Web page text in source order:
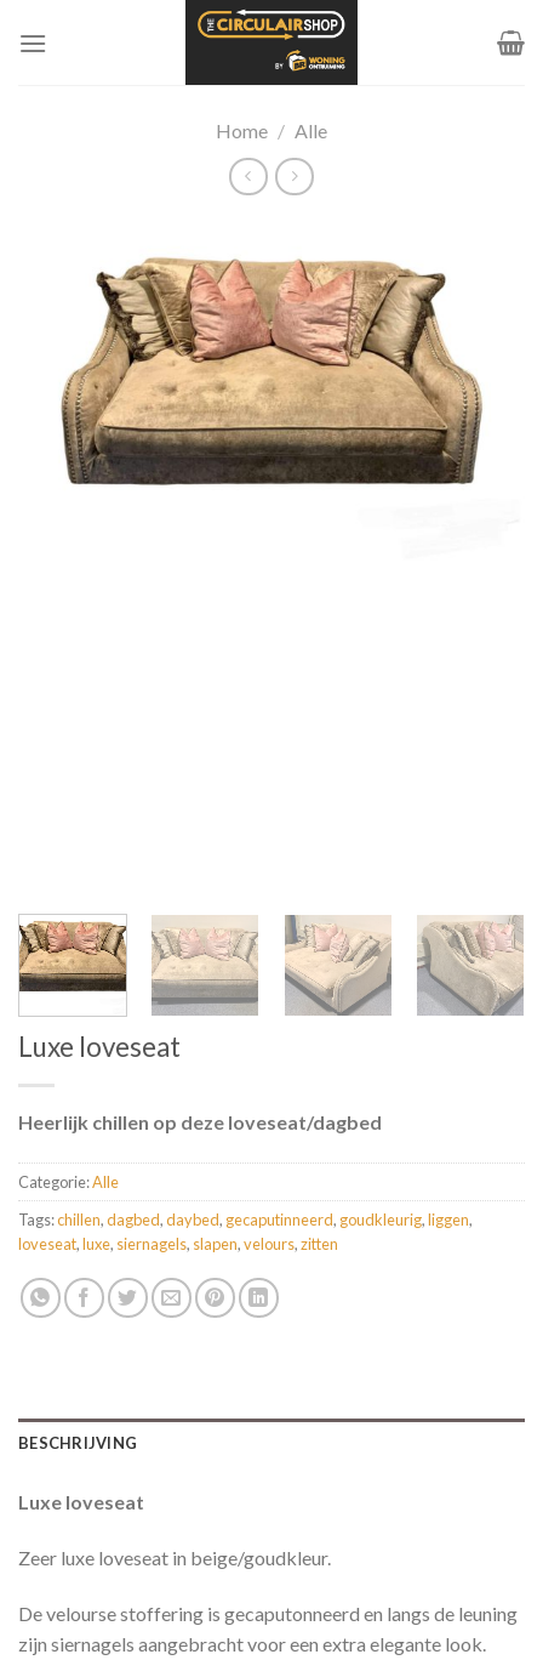
naar
Home / Alle
Luxe loveseat
Heerlijk chillen op deze loveseat/dagbed
Categorie:Alle
Tags:chillen,dagbed,daybed, gecaputinneerd, goudkleurig,liggen,
loveseat,luxe, siernagels, slapen,velours,zitten
BESCHRIJVING
Luxe loveseat
Zeer luxe loveseat in beige/goudkleur.
De velourse stoffering is gecaputonneerd en langs de leuning
zijn siernagels aangebracht voor een extra elegante look.